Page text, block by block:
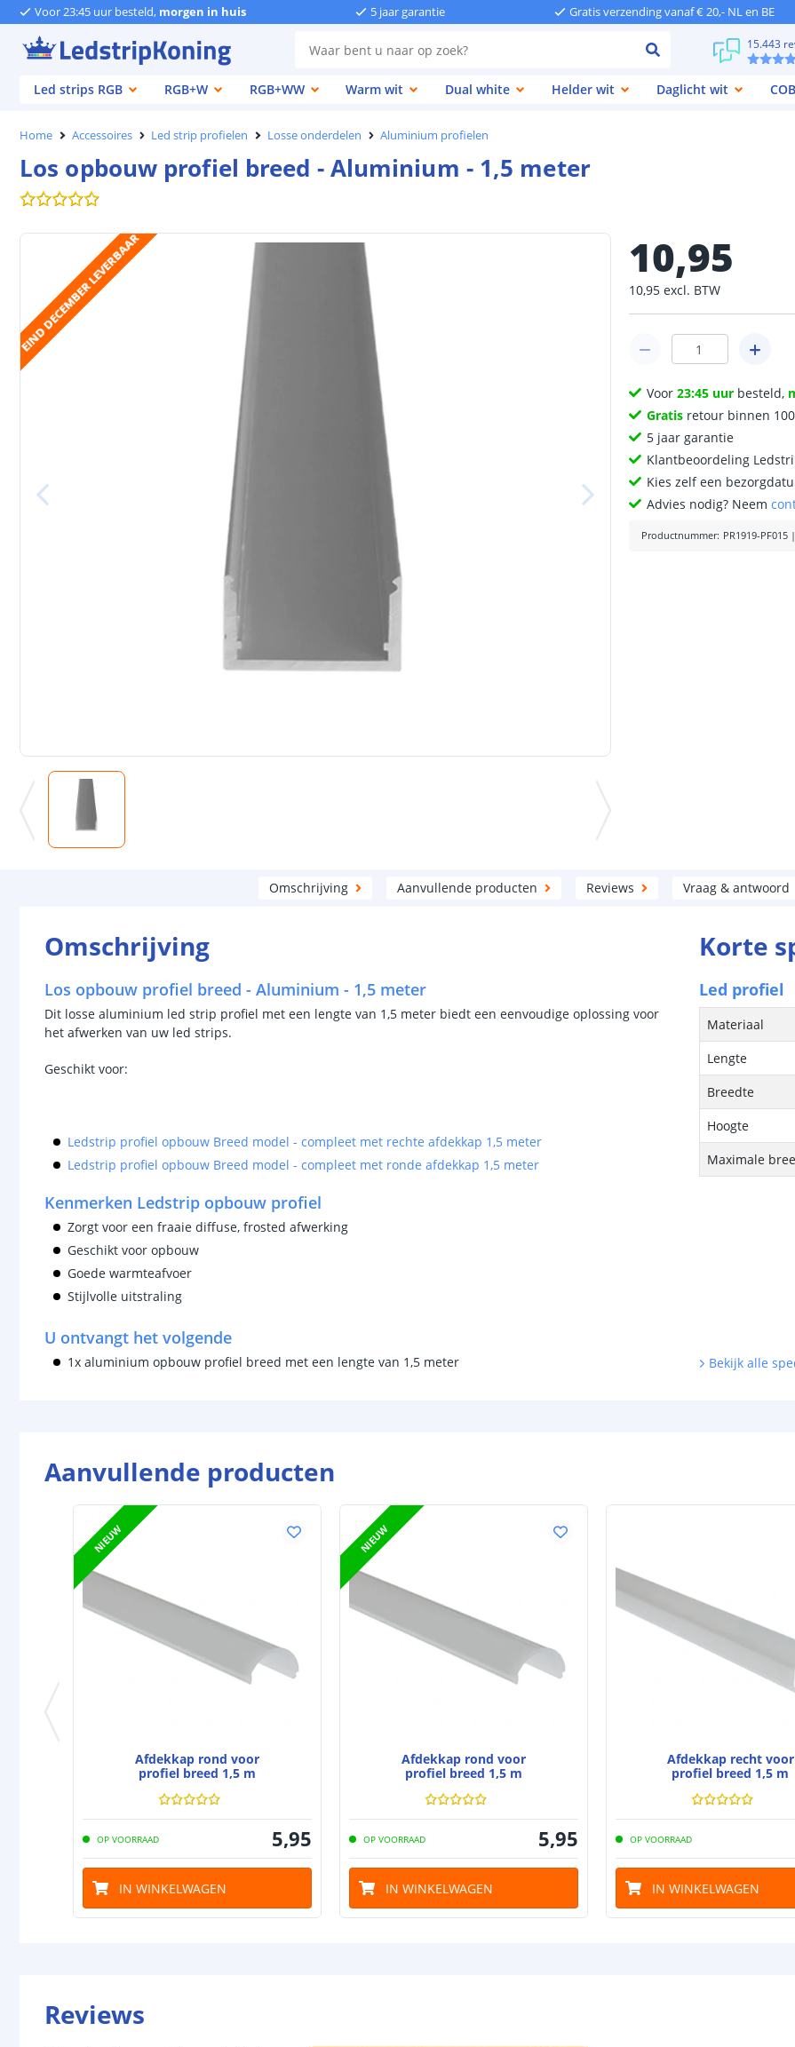
Voor 23:45 uur besteld, morgen in huis 5 jaar garantie Gratis verzending vanaf € 20,- NL en BE
15.443
Led strips RGB
RGB+W RGB+WW Warm wit Dual white Helder wit Daglicht wit COB
Home Accessoires Led strip profielen Losse onderdelen Aluminium profielen
Los opbouw profiel breed - Aluminium - 1,5 meter
EIND DECEMBER LEVERBAAR 10,95
10,95 excl. BTW
Voor23:45 uur besteld,
Gratis retour binnen
5 jaar garantie
Klantbeoordeling
Kies zelf een
Advies nodig? Neem
Productnummer: PR1919-PF015
Omschrijving Aanvullende producten Reviews Vraag & antwoord
Omschrijving
Los opbouw profiel breed - Aluminium - 1,5 meter
Dit losse aluminium led strip profiel met een lengte van 1,5 meter biedt een eenvoudige oplossing voor
het afwerken van uw led strips.
Geschikt voor:
Ledstrip profiel opbouw Breed model - compleet met rechte afdekkap 1,5 meter
Ledstrip profiel opbouw Breed model - compleet met ronde afdekkap 1,5 meter
Kenmerken Ledstrip opbouw profiel
Zorgt voor een fraaie diffuse, frosted afwerking
Geschikt voor opbouw
Goede warmteafvoer
Stijlvolle uitstraling
U ontvangt het volgende
1x aluminium opbouw profiel breed met een lengte van 1,5 meter
Korte
Led profiel
Materiaal
Lengte
Breedte
Hoogte
Maximale
Bekijk alle
Aanvullende producten
NIEUW
Afdekkap rond voor
profiel breed 1,5 m
OP VOORRAAD 5,95
IN WINKELWAGEN
NIEUW
Afdekkap rond voor
profiel breed 1,5 m
OP VOORRAAD 5,95
IN WINKELWAGEN
Afdekkap recht voor
profiel breed 1,5 m
OP VOORRAAD
IN WINKELWAGEN
Reviews